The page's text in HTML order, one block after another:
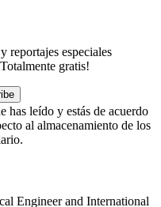
reportajes especiales
gratis!
has leído y estás de acuerdo
al almacenamiento de los